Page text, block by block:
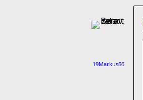
19Markus66